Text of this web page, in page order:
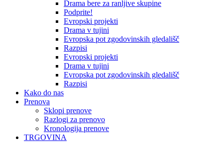
Drama bere za ranljive skupine
Podprite!
Evropski projekti
Drama v tujini
Evropska pot zgodovinskih gledališč
Razpisi
Evropski projekti
Drama v tujini
Evropska pot zgodovinskih gledališč
Razpisi
Kako do nas
Prenova
Sklopi prenove
Razlogi za prenovo
Kronologija prenove
TRGOVINA